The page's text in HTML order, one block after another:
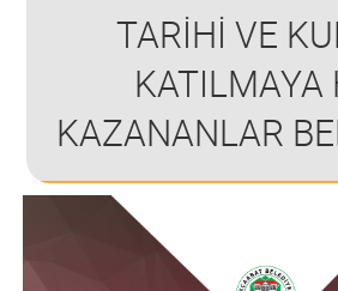
TARİHİ VE
KATILMAYA
KAZANANLAR